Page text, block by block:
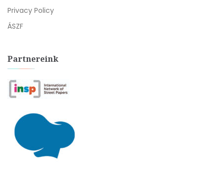
Privacy Policy
ÁSZF
Partnereink